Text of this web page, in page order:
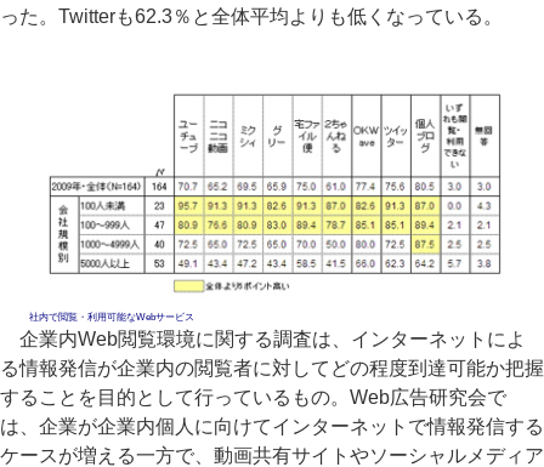
った。Twitterも62.3％と全体平均よりも低くなっている。
社内で閲覧・利用可能なWebサービス
企業内Web閲覧環境に関する調査は、インターネットによ
る情報発信が企業内の閲覧者に対してどの程度到達可能か把握
することを目的として行っているもの。Web広告研究会で
は、企業が企業内個人に向けてインターネットで情報発信する
ケースが増える一方で、動画共有サイトやソーシャルメディア